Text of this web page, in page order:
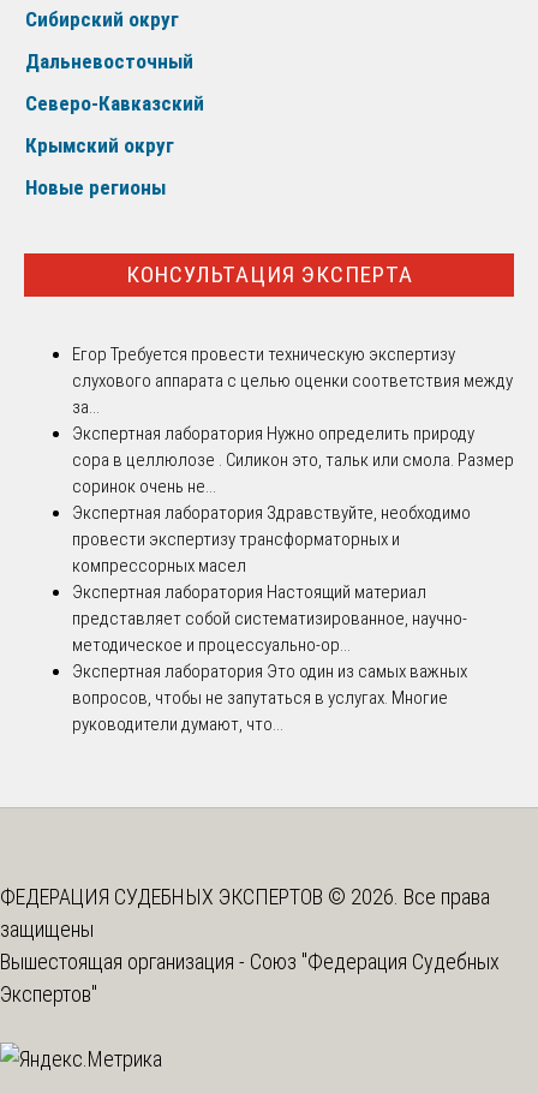
Сибирский округ
Дальневосточный
Северо-Кавказский
Крымский округ
Новые регионы
КОНСУЛЬТАЦИЯ ЭКСПЕРТА
Егор Требуется провести техническую экспертизу
слухового аппарата с целью оценки соответствия между
за...
Экспертная лаборатория Нужно определить природу
сора в целлюлозе . Силикон это, тальк или смола. Размер
соринок очень не...
Экспертная лаборатория Здравствуйте, необходимо
провести экспертизу трансформаторных и
компрессорных масел
Экспертная лаборатория Настоящий материал
представляет собой систематизированное, научно-
методическое и процессуально-ор...
Экспертная лаборатория Это один из самых важных
вопросов, чтобы не запутаться в услугах. Многие
руководители думают, что...
ФЕДЕРАЦИЯ СУДЕБНЫХ ЭКСПЕРТОВ © 2026. Все права
защищены
Вышестоящая организация - Союз "Федерация Судебных
Экспертов"